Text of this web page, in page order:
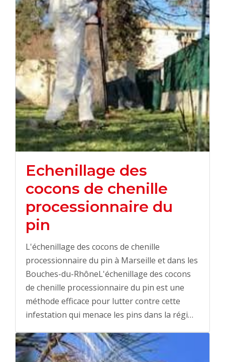
Echenillage des
cocons de chenille
processionnaire du
pin
L'échenillage des cocons de chenille
processionnaire du pin à Marseille et dans les
Bouches-du-RhôneL'échenillage des cocons
de chenille processionnaire du pin est une
méthode efficace pour lutter contre cette
infestation qui menace les pins dans la régi…